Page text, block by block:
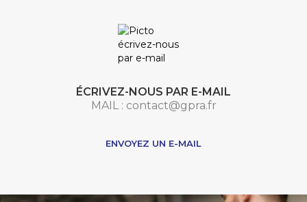
ÉCRIVEZ-NOUS PAR E-MAIL
MAIL : contact@gpra.fr
ENVOYEZ UN E-MAIL